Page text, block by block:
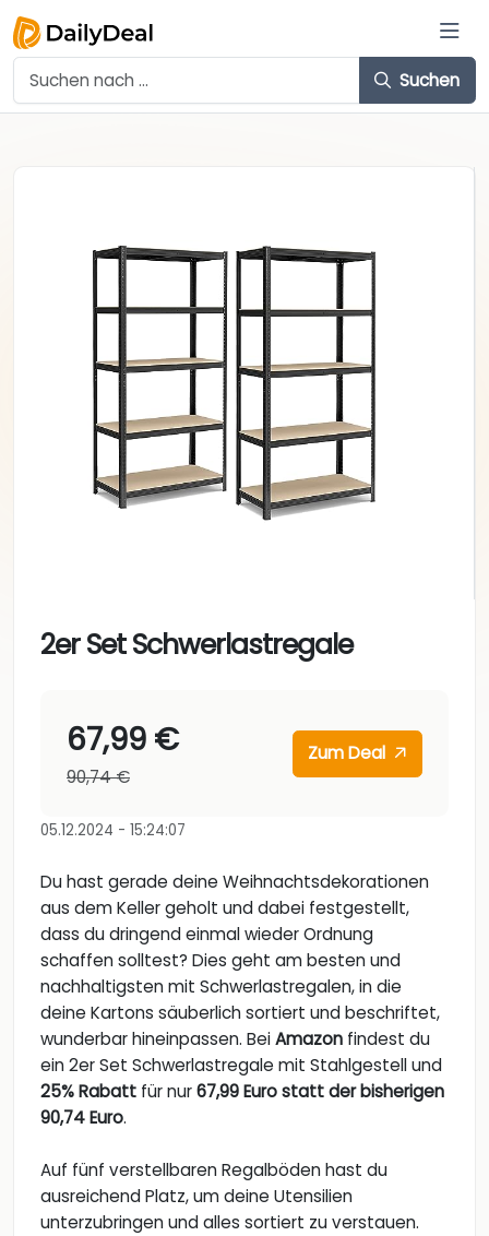
Suchen
2er Set Schwerlastregale
67,99 €
90,74 €
Zum Deal
05.12.2024 - 15:24:07
Du hast gerade deine Weihnachtsdekorationen
aus dem Keller geholt und dabei festgestellt,
dass du dringend einmal wieder Ordnung
schaffen solltest? Dies geht am besten und
nachhaltigsten mit Schwerlastregalen, in die
deine Kartons säuberlich sortiert und beschriftet,
wunderbar hineinpassen. BeiAmazon findest du
ein 2er Set Schwerlastregale mit Stahlgestell und
25% Rabatt für nur67,99 Euro statt der bisherigen
90,74 Euro.
Auf fünf verstellbaren Regalböden hast du
ausreichend Platz, um deine Utensilien
unterzubringen und alles sortiert zu verstauen.